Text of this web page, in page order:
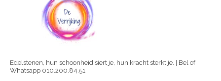
Edelstenen, hun schoonheid siert je, hun kracht sterkt je. | Bel of
Whatsapp 010.200.84.51